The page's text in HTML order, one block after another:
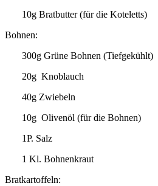
10g Bratbutter (für die Koteletts)
Bohnen:
300g Grüne Bohnen (Tiefgekühlt)
20g Knoblauch
40g Zwiebeln
10g Olivenöl (für die Bohnen)
1P. Salz
1 Kl. Bohnenkraut
Bratkartoffeln: